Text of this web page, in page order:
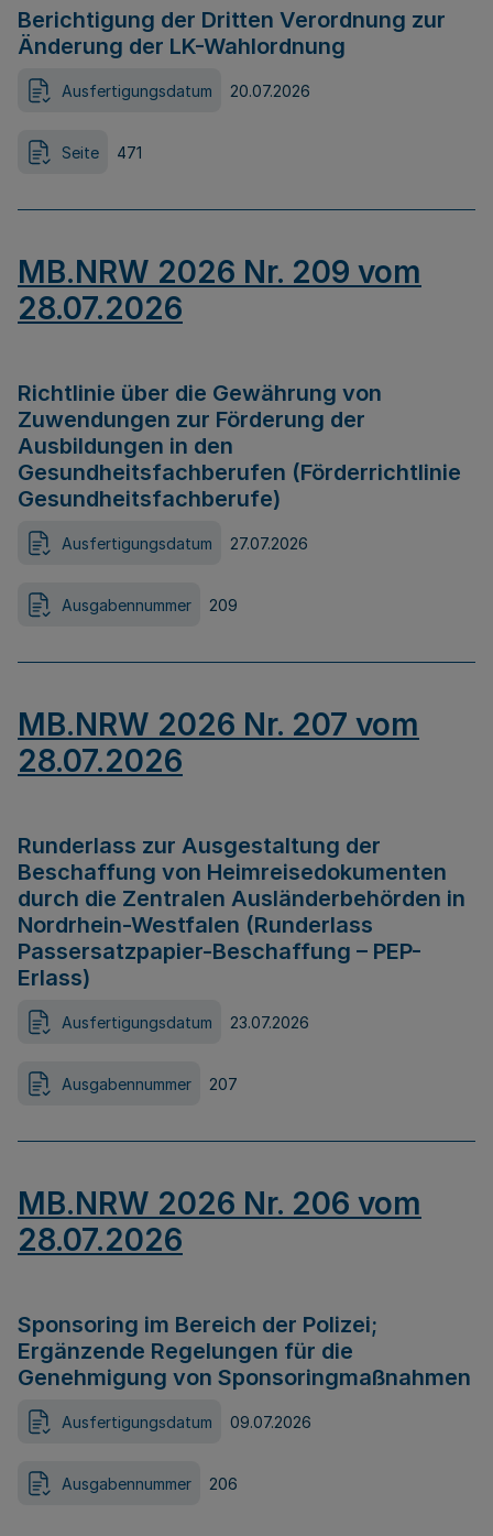
Berichtigung der Dritten Verordnung zur
Änderung der LK-Wahlordnung
Ausfertigungsdatum 20.07.2026
Seite 471
MB.NRW 2026 Nr. 209 vom
28.07.2026
Richtlinie über die Gewährung von
Zuwendungen zur Förderung der
Ausbildungen in den
Gesundheitsfachberufen (Förderrichtlinie
Gesundheitsfachberufe)
Ausfertigungsdatum 27.07.2026
Ausgabennummer 209
MB.NRW 2026 Nr. 207 vom
28.07.2026
Runderlass zur Ausgestaltung der
Beschaffung von Heimreisedokumenten
durch die Zentralen Ausländerbehörden in
Nordrhein-Westfalen (Runderlass
Passersatzpapier-Beschaffung – PEP-
Erlass)
Ausfertigungsdatum 23.07.2026
Ausgabennummer 207
MB.NRW 2026 Nr. 206 vom
28.07.2026
Sponsoring im Bereich der Polizei;
Ergänzende Regelungen für die
Genehmigung von Sponsoringmaßnahmen
Ausfertigungsdatum 09.07.2026
Ausgabennummer 206